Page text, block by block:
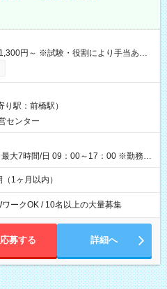
り 【即給（前払い）オプションあ
勤務から1週間ほどで給与の一部を受け
～17:30（休憩1時間） 時給1,300円
交通費 ※当日の役割により時給＋100
7:00～13:30（休憩なし） 時給1,300
間＝日収8,400円＋交通費 【試用期
駅：前橋駅）
センター
大7時間/日 09：00～17：00 ※勤務時
ます。
1ヶ月以内）
ークOK / 10名以上の大量募集
応募する 詳細へ